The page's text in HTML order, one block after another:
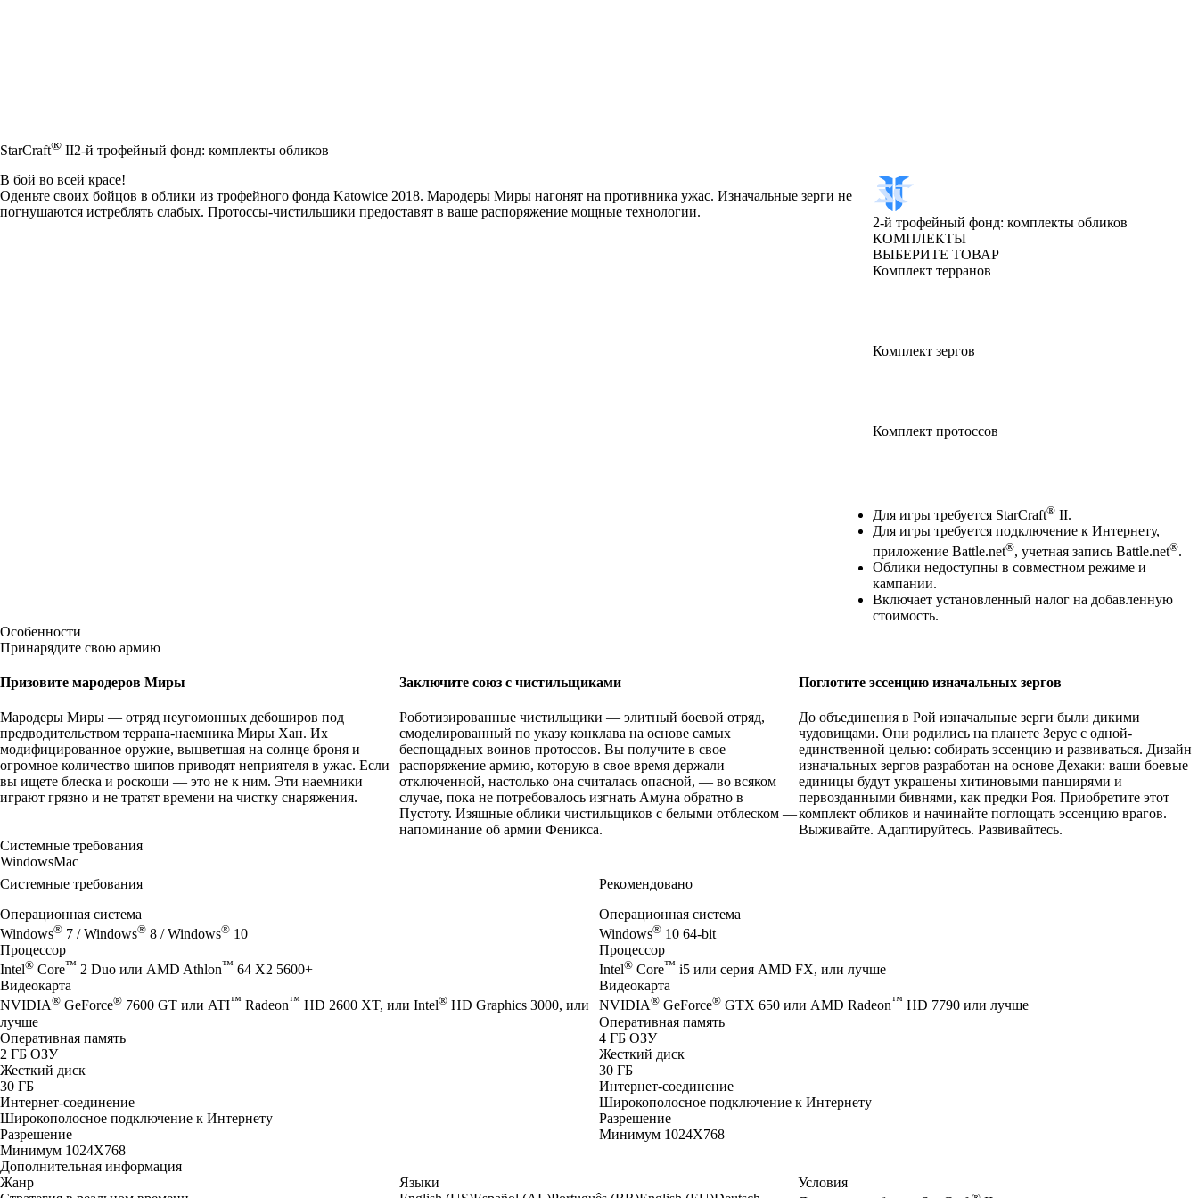
StarCraft® II2-й трофейный фонд: комплекты обликов
2-й трофейный фонд: комплекты обликов
КОМПЛЕКТЫ
ВЫБЕРИТЕ ТОВАР
Комплект терранов
Комплект зергов
Комплект протоссов
Available actions
Для игры требуется StarCraft® II.
Для игры требуется подключение к Интернету,
приложение Battle.net®, учетная запись Battle.net®.
Облики недоступны в совместном режиме и
кампании.
Включает установленный налог на добавленную
стоимость.
В бой во всей красе!
Оденьте своих бойцов в облики из трофейного фонда Katowice 2018. Мародеры Миры нагонят на противника ужас. Изначальные зерги не
погнушаются истреблять слабых. Протоссы-чистильщики предоставят в ваше распоряжение мощные технологии.
Особенности
Принарядите свою армию
Призовите мародеров Миры
Мародеры Миры — отряд неугомонных дебоширов под
предводительством террана-наемника Миры Хан. Их
модифицированное оружие, выцветшая на солнце броня и
огромное количество шипов приводят неприятеля в ужас. Если
вы ищете блеска и роскоши — это не к ним. Эти наемники
играют грязно и не тратят времени на чистку снаряжения.
Заключите союз с чистильщиками
Роботизированные чистильщики — элитный боевой отряд,
смоделированный по указу конклава на основе самых
беспощадных воинов протоссов. Вы получите в свое
распоряжение армию, которую в свое время держали
отключенной, настолько она считалась опасной, — во всяком
случае, пока не потребовалось изгнать Амуна обратно в
Пустоту. Изящные облики чистильщиков с белыми отблеском —
напоминание об армии Феникса.
Поглотите эссенцию изначальных зергов
До объединения в Рой изначальные зерги были дикими
чудовищами. Они родились на планете Зерус с одной-
единственной целью: собирать эссенцию и развиваться. Дизайн
изначальных зергов разработан на основе Дехаки: ваши боевые
единицы будут украшены хитиновыми панцирями и
первозданными бивнями, как предки Роя. Приобретите этот
комплект обликов и начинайте поглощать эссенцию врагов.
Выживайте. Адаптируйтесь. Развивайтесь.
Системные требования
WindowsMac
Системные требования
Операционная система
Windows® 7 / Windows® 8 / Windows® 10
Процессор
Intel® Core™ 2 Duo или AMD Athlon™ 64 X2 5600+
Видеокарта
NVIDIA® GeForce® 7600 GT или ATI™ Radeon™ HD 2600 XT, или Intel® HD Graphics 3000, или
лучше
Оперативная память
2 ГБ ОЗУ
Жесткий диск
30 ГБ
Интернет-соединение
Широкополосное подключение к Интернету
Разрешение
Минимум 1024X768
Рекомендовано
Операционная система
Windows® 10 64-bit
Процессор
Intel® Core™ i5 или серия AMD FX, или лучше
Видеокарта
NVIDIA® GeForce® GTX 650 или AMD Radeon™ HD 7790 или лучше
Оперативная память
4 ГБ ОЗУ
Жесткий диск
30 ГБ
Интернет-соединение
Широкополосное подключение к Интернету
Разрешение
Минимум 1024X768
Дополнительная информация
Жанр
Языки
Условия